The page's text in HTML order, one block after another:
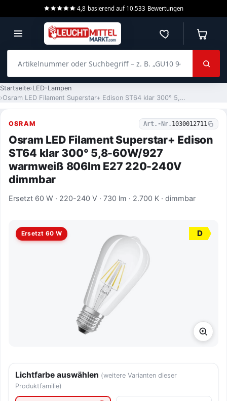
4,8 basierend auf 10.533 Bewertungen
Merkzettel
Startseite LED-Lampen
Osram LED Filament Superstar+ Edison ST64 klar 300° 5,8-60W/927 warmweiß 806lm E27 220-240V dimmbar
OSRAM Art.-Nr. 1030012711
Osram LED Filament Superstar+ Edison
ST64 klar 300° 5,8-60W/927
warmweiß 806lm E27 220-240V
dimmbar
Ersetzt 60 W · 220-240 V · 730 lm · 2.700 K · dimmbar
Ersetzt 60 W D
Lichtfarbe auswählen (weitere Varianten dieser
Produktfamilie)